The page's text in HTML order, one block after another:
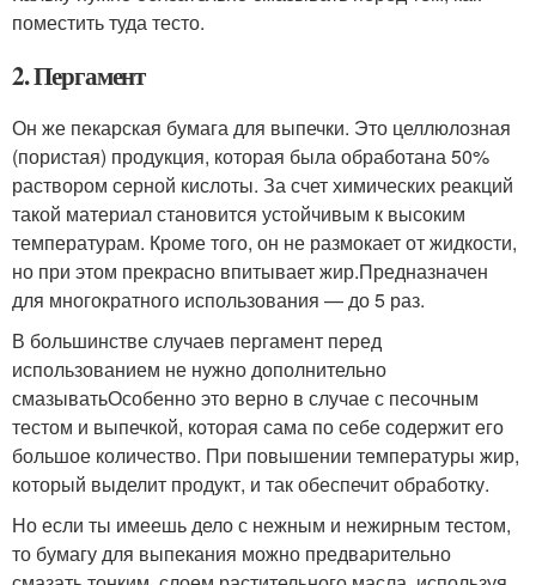
поместить туда тесто.
2. Пергамент
Он же пекарская бумага для выпечки. Это целлюлозная
(пористая) продукция, которая была обработана 50%
раствором серной кислоты. За счет химических реакций
такой материал становится устойчивым к высоким
температурам. Кроме того, он не размокает от жидкости,
но при этом прекрасно впитывает жир.Предназначен
для многократного использования — до 5 раз.
В большинстве случаев пергамент перед
использованием не нужно дополнительно
смазыватьОсобенно это верно в случае с песочным
тестом и выпечкой, которая сама по себе содержит его
большое количество. При повышении температуры жир,
который выделит продукт, и так обеспечит обработку.
Но если ты имеешь дело с нежным и нежирным тестом,
то бумагу для выпекания можно предварительно